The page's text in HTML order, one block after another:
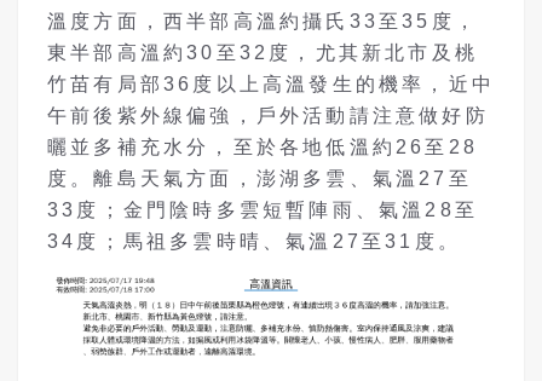
溫度方面，西半部高溫約攝氏33至35度，
東半部高溫約30至32度，尤其新北市及桃
竹苗有局部36度以上高溫發生的機率，近中
午前後紫外線偏強，戶外活動請注意做好防
曬並多補充水分，至於各地低溫約26至28
度。離島天氣方面，澎湖多雲、氣溫27至
33度；金門陰時多雲短暫陣雨、氣溫28至
34度；馬祖多雲時晴、氣溫27至31度。